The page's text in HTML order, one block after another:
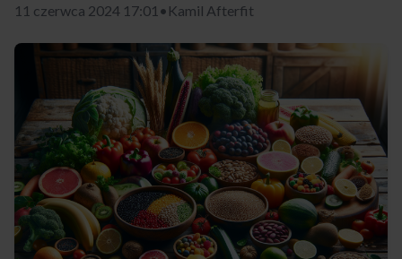
11 czerwca 2024 17:01 • Kamil Afterfit